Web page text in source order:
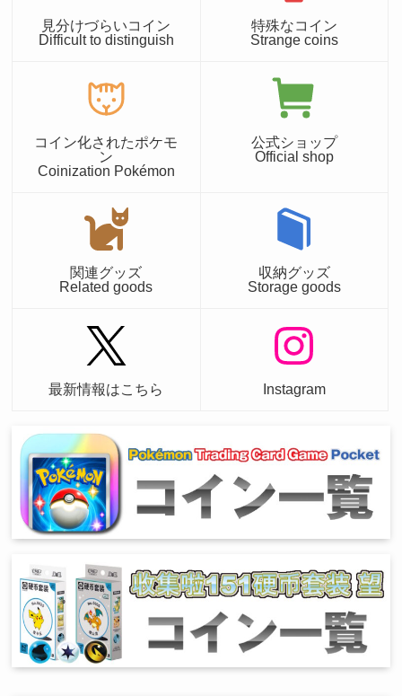
見分けづらいコイン
Difficult to distinguish
特殊なコイン
Strange coins
コイン化されたポケモ
ン
Coinization Pokémon
公式ショップ
Official shop
関連グッズ
Related goods
収納グッズ
Storage goods
最新情報はこちら Instagram